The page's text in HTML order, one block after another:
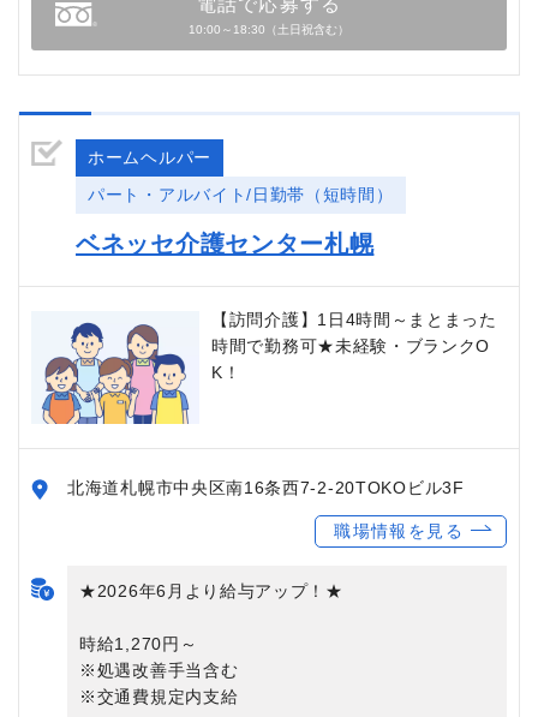
電話で応募する
10:00～18:30（土日祝含む）
ホームヘルパー
パート・アルバイト/日勤帯（短時間）
ベネッセ介護センター札幌
【訪問介護】1日4時間～まとまった
時間で勤務可★未経験・ブランクO
K！
北海道札幌市中央区南16条西7-2-20TOKOビル3F
職場情報を見る
★2026年6月より給与アップ！★
時給1,270円～
※処遇改善手当含む
※交通費規定内支給